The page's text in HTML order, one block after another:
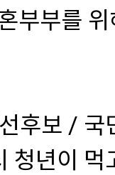
부부를
후보 / 국
청년이